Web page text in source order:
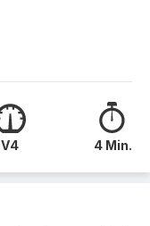
V4 4 Min.